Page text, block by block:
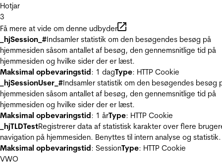
Hotjar
3
Få mere at vide om denne udbyder
_hjSession_#Indsamler statistik om den besøgendes besøg på
hjemmesiden såsom antallet af besøg, den gennemsnitlige tid på
hjemmesiden og hvilke sider der er læst.
Maksimal opbevaringstid: 1 dagType: HTTP Cookie
_hjSessionUser_#Indsamler statistik om den besøgendes besøg
hjemmesiden såsom antallet af besøg, den gennemsnitlige tid på
hjemmesiden og hvilke sider der er læst.
Maksimal opbevaringstid: 1 årType: HTTP Cookie
_hjTLDTestRegistrerer data af statistisk karakter over flere
navigation på hjemmesiden. Benyttes til intern analyse og statistik.
Maksimal opbevaringstid: SessionType: HTTP Cookie
VWO